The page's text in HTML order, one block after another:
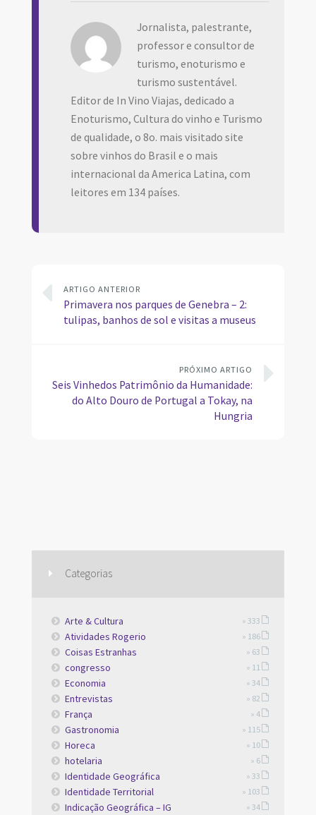
Jornalista, palestrante,
professor e consultor de
turismo, enoturismo e
turismo sustentável.
Editor de In Vino Viajas, dedicado a
Enoturismo, Cultura do vinho e Turismo
de qualidade, o 8o. mais visitado site
sobre vinhos do Brasil e o mais
internacional da America Latina, com
leitores em 134 países.
ARTIGO ANTERIOR
Primavera nos parques de Genebra – 2:
tulipas, banhos de sol e visitas a museus
PRÓXIMO ARTIGO
Seis Vinhedos Patrimônio da Humanidade:
do Alto Douro de Portugal a Tokay, na
Hungria
Categorias
Arte & Cultura » 333
Atividades Rogerio » 186
Coisas Estranhas » 63
congresso » 11
Economia » 34
Entrevistas » 82
França » 4
Gastronomia » 115
Horeca » 10
hotelaria » 6
Identidade Geográfica » 33
Identidade Territorial » 103
Indicação Geográfica – IG » 34